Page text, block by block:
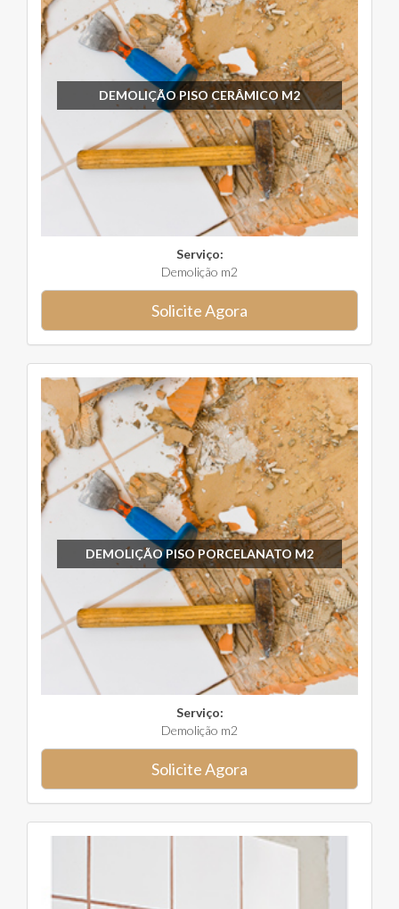
DEMOLIÇÃO PISO CERÂMICO M2
Serviço:
Demolição m2
Solicite Agora
DEMOLIÇÃO PISO PORCELANATO M2
Serviço:
Demolição m2
Solicite Agora